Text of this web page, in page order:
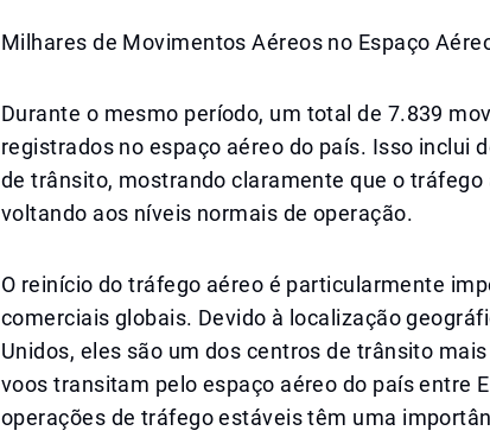
Milhares de Movimentos Aéreos no Espaço
Durante o mesmo período, um total de 7.839
registrados no espaço aéreo do país. Isso inclui
de trânsito, mostrando claramente que o
voltando aos níveis normais de operação.
O reinício do tráfego aéreo é particularmente
comerciais globais. Devido à localização
Unidos, eles são um dos centros de trânsito
voos transitam pelo espaço aéreo do país entre
operações de tráfego estáveis têm uma